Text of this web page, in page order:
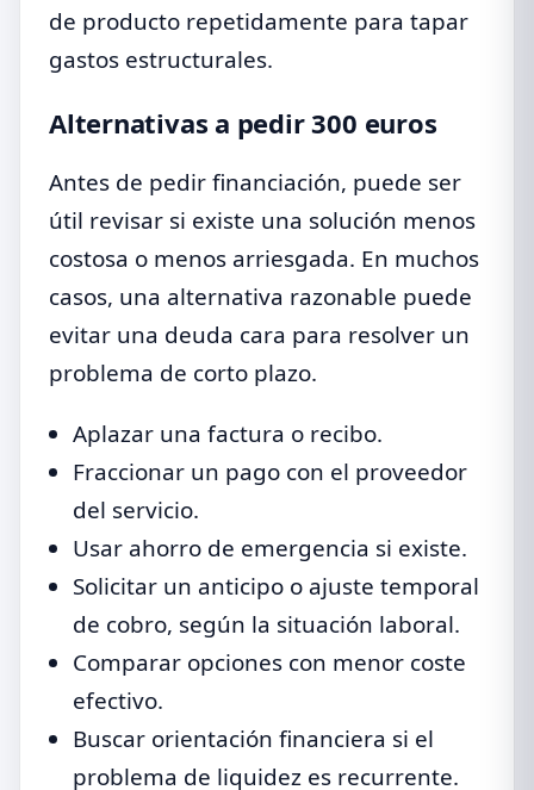
de producto repetidamente para tapar
gastos estructurales.
Alternativas a pedir 300 euros
Antes de pedir financiación, puede ser
útil revisar si existe una solución menos
costosa o menos arriesgada. En muchos
casos, una alternativa razonable puede
evitar una deuda cara para resolver un
problema de corto plazo.
Aplazar una factura o recibo.
Fraccionar un pago con el proveedor
del servicio.
Usar ahorro de emergencia si existe.
Solicitar un anticipo o ajuste temporal
de cobro, según la situación laboral.
Comparar opciones con menor coste
efectivo.
Buscar orientación financiera si el
problema de liquidez es recurrente.